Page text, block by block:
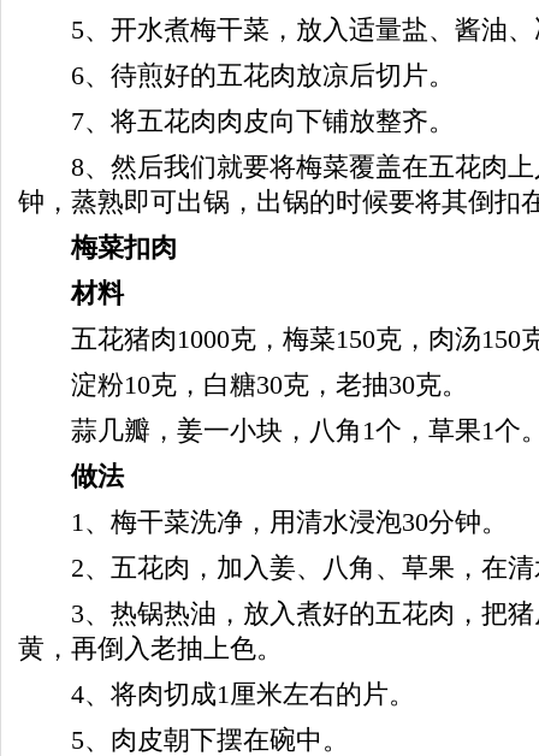
5、开水煮梅干菜，放入适量盐、酱油、
6、待煎好的五花肉放凉后切片。
7、将五花肉肉皮向下铺放整齐。
8、然后我们就要将梅菜覆盖在五花肉上
钟，蒸熟即可出锅，出锅的时候要将其倒扣
梅菜扣肉
材料
五花猪肉1000克，梅菜150克，肉汤150
淀粉10克，白糖30克，老抽30克。
蒜几瓣，姜一小块，八角1个，草果1个
做法
1、梅干菜洗净，用清水浸泡30分钟。
2、五花肉，加入姜、八角、草果，在清
3、热锅热油，放入煮好的五花肉，把猪
黄，再倒入老抽上色。
4、将肉切成1厘米左右的片。
5、肉皮朝下摆在碗中。